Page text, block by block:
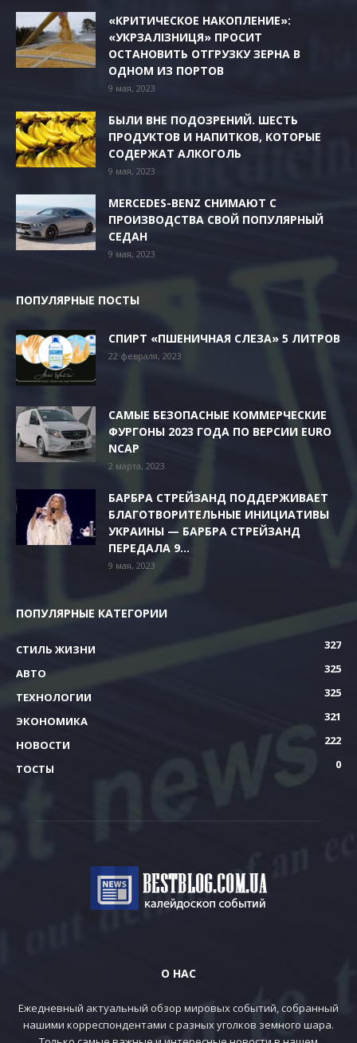
«КРИТИЧЕСКОЕ НАКОПЛЕНИЕ»:
«УКРЗАЛІЗНИЦЯ» ПРОСИТ
ОСТАНОВИТЬ ОТГРУЗКУ ЗЕРНА В
ОДНОМ ИЗ ПОРТОВ
9 мая, 2023
БЫЛИ ВНЕ ПОДОЗРЕНИЙ. ШЕСТЬ
ПРОДУКТОВ И НАПИТКОВ, КОТОРЫЕ
СОДЕРЖАТ АЛКОГОЛЬ
9 мая, 2023
MERCEDES-BENZ СНИМАЮТ С
ПРОИЗВОДСТВА СВОЙ ПОПУЛЯРНЫЙ
СЕДАН
9 мая, 2023
ПОПУЛЯРНЫЕ ПОСТЫ
СПИРТ «ПШЕНИЧНАЯ СЛЕЗА» 5 ЛИТРОВ
22 февраля, 2023
САМЫЕ БЕЗОПАСНЫЕ КОММЕРЧЕСКИЕ
ФУРГОНЫ 2023 ГОДА ПО ВЕРСИИ EURO
NCAP
2 марта, 2023
БАРБРА СТРЕЙЗАНД ПОДДЕРЖИВАЕТ
БЛАГОТВОРИТЕЛЬНЫЕ ИНИЦИАТИВЫ
УКРАИНЫ — БАРБРА СТРЕЙЗАНД
ПЕРЕДАЛА 9...
9 мая, 2023
ПОПУЛЯРНЫЕ КАТЕГОРИИ
СТИЛЬ ЖИЗНИ
327
АВТО
325
ТЕХНОЛОГИИ
325
ЭКОНОМИКА
321
НОВОСТИ
222
ТОСТЫ
0
О НАС
Ежедневный актуальный обзор мировых событий, собранный
нашими корреспондентами с разных уголков земного шара.